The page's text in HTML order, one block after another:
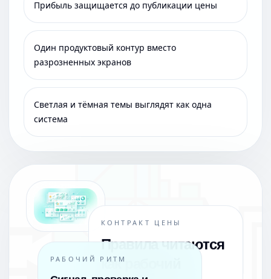
Прибыль защищается до публикации цены
Один продуктовый контур вместо
разрозненных экранов
Светлая и тёмная темы выглядят как одна
система
КОНТРАКТ ЦЕНЫ
Правила читаются
как рабочий
РАБОЧИЙ РИТМ